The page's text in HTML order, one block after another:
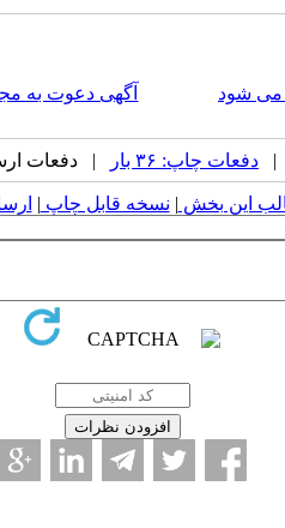
می شود آگهی دعوت به
دفعات چاپ: ۳۶ بار | دفعات ارسال
این بخش | نسخه قابل چاپ |